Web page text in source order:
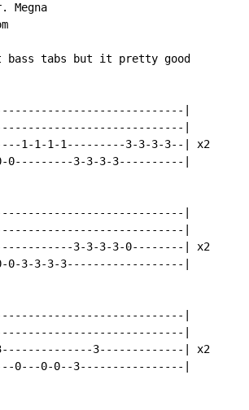
Megna
tabs but it pretty good
|
|
1-1-1-1---------3-3-3-3--| x2
0---------3-3-3-3----------|
|
|
3-3-3-3-0--------| x2
0-3-3-3-3------------------|
|
|
3-------------| x2
0---0-0--3----------------|